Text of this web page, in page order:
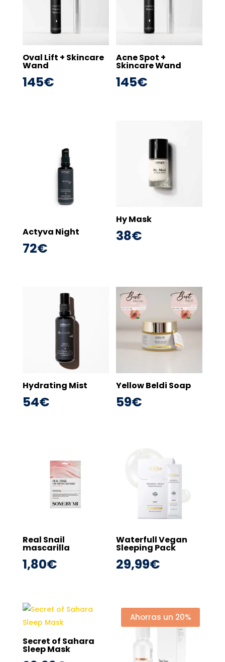
Oval Lift + Skincare
Wand
145€
Acne Spot +
Skincare Wand
145€
Actyva Night
72€
Hy Mask
38€
Hydrating Mist
54€
Yellow Beldi Soap
59€
Real Snail
mascarilla
1,80€
Waterfull Vegan
Sleeping Pack
29,99€
Secret of Sahara
Sleep Mask
Ahorras un 20%